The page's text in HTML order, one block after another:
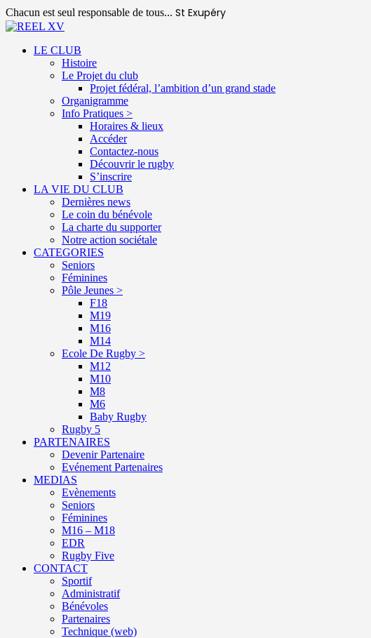
Chacun est seul responsable de tous... St Exupéry
LE CLUB
Histoire
Le Projet du club
Projet fédéral, l’ambition d’un grand stade
Organigramme
Info Pratiques >
Horaires & lieux
Accéder
Contactez-nous
Découvrir le rugby
S’inscrire
LA VIE DU CLUB
Dernières news
Le coin du bénévole
La charte du supporter
Notre action sociétale
CATEGORIES
Seniors
Féminines
Pôle Jeunes >
F18
M19
M16
M14
Ecole De Rugby >
M12
M10
M8
M6
Baby Rugby
Rugby 5
PARTENAIRES
Devenir Partenaire
Evénement Partenaires
MEDIAS
Evènements
Seniors
Féminines
M16 – M18
EDR
Rugby Five
CONTACT
Sportif
Administratif
Bénévoles
Partenaires
Technique (web)